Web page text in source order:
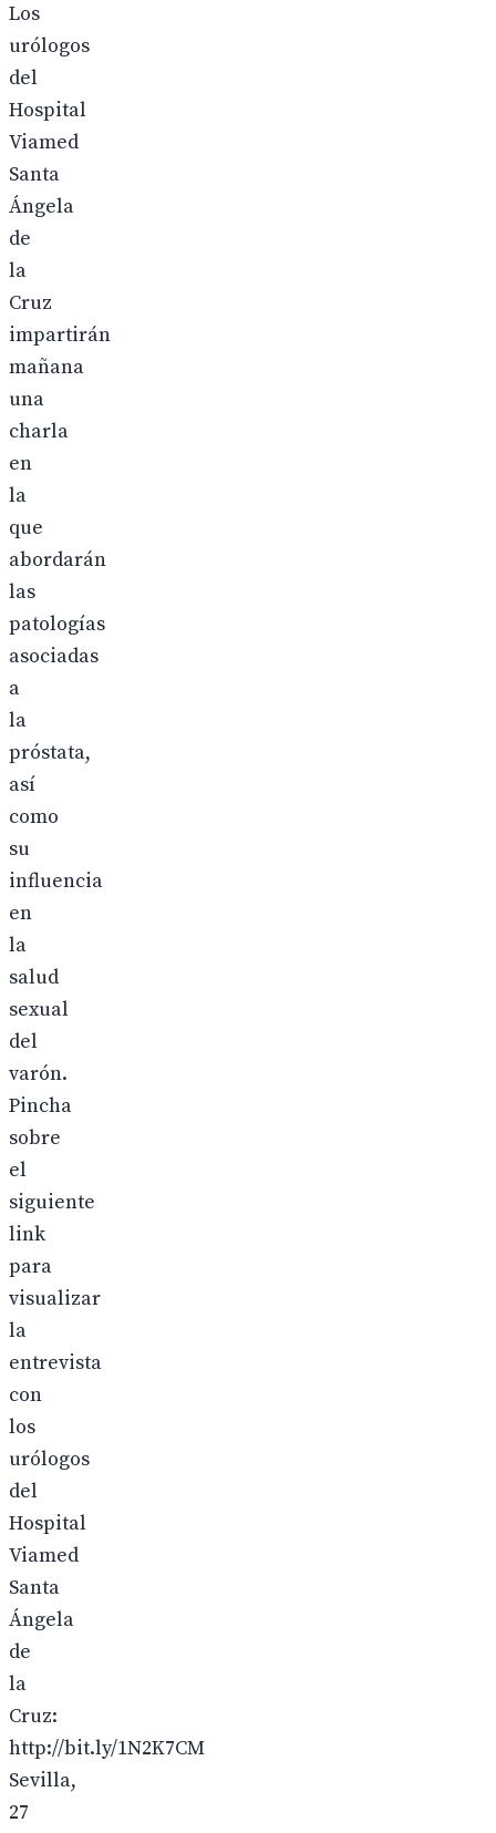
Los
urólogos
del
Hospital
Viamed
Santa
Ángela
de
la
Cruz
impartirán
mañana
una
charla
en
la
que
abordarán
las
patologías
asociadas
a
la
próstata,
así
como
su
influencia
en
la
salud
sexual
del
varón.
Pincha
sobre
el
siguiente
link
para
visualizar
la
entrevista
con
los
urólogos
del
Hospital
Viamed
Santa
Ángela
de
la
Cruz:
http://bit.ly/1N2K7CM
Sevilla,
27